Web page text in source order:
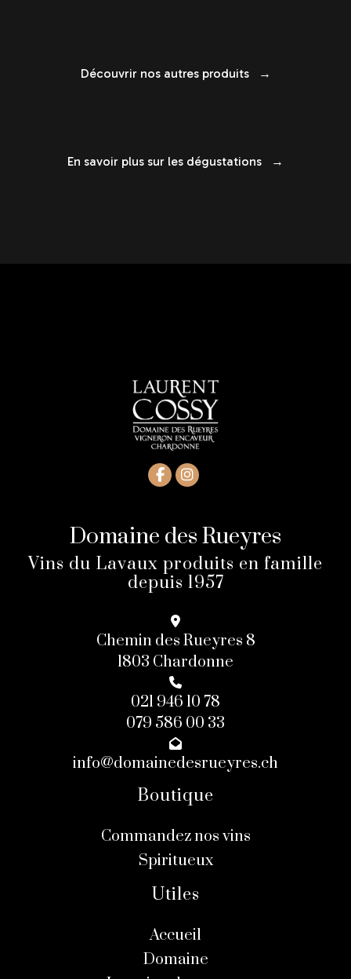
Découvrir nos autres produits →
En savoir plus sur les dégustations →
Domaine des Rueyres
Vins du Lavaux produits en famille
depuis 1957
Chemin des Rueyres 8
1803 Chardonne
021 946 10 78
079 586 00 33
info@domainedesrueyres.ch
Boutique
Commandez nos vins
Spiritueux
Utiles
Accueil
Domaine